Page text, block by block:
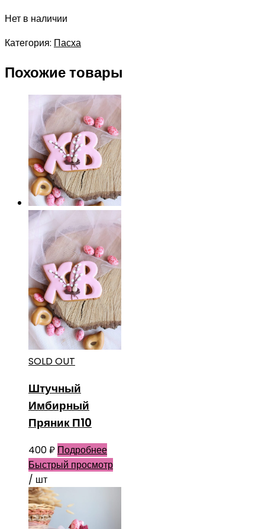
Нет в наличии
Категория: Пасха
Похожие товары
SOLD OUT
Штучный
Имбирный
Пряник П10
400₽ Подробнее
Быстрый просмотр
/ шт